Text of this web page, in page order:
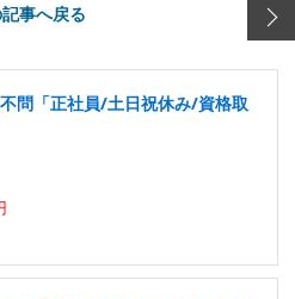
記事へ戻る
問「正社員/土日祝休み/資格取